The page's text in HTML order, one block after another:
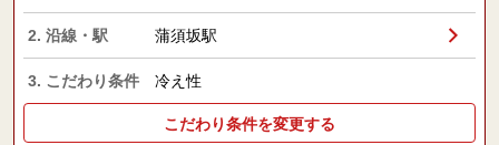
2. 沿線・駅 蒲須坂駅
3. こだわり条件 冷え性
こだわり条件を変更する